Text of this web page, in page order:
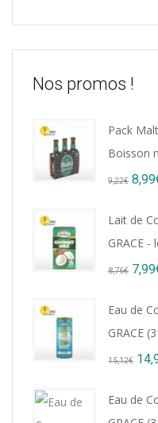
Nos promos !
Pack
Boisson
9,22€ 8,99
Lait de
GRACE -
8,76€ 7,99
Eau de
GRACE
15,12€
Eau de